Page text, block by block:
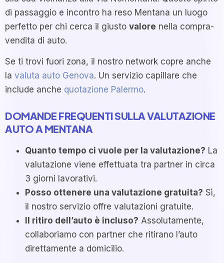
di passaggio e incontro ha reso Mentana un luogo
perfetto per chi cerca il giusto valore nella compra-
vendita di auto.
Se ti trovi fuori zona, il nostro network copre anche
la valuta auto Genova. Un servizio capillare che
include anche quotazione Palermo.
DOMANDE FREQUENTI SULLA VALUTAZIONE
AUTO A MENTANA
Quanto tempo ci vuole per la valutazione? La
valutazione viene effettuata tra partner in circa
3 giorni lavorativi.
Posso ottenere una valutazione gratuita? Sì,
il nostro servizio offre valutazioni gratuite.
Il ritiro dell’auto è incluso? Assolutamente,
collaboriamo con partner che ritirano l’auto
direttamente a domicilio.